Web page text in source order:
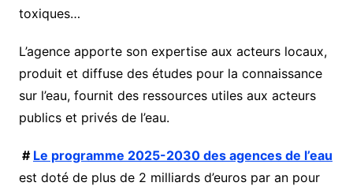
toxiques…
L’agence apporte son expertise aux acteurs locaux,
produit et diffuse des études pour la connaissance
sur l’eau, fournit des ressources utiles aux acteurs
publics et privés de l’eau.
# Le programme 2025-2030 des agences de l’eau
est doté de plus de 2 milliards d’euros par an pour